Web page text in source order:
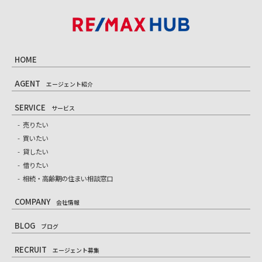
HOME
AGENT エージェント紹介
SERVICE サービス
売りたい
買いたい
貸したい
借りたい
相続・高齢期の住まい相談窓口
COMPANY 会社情報
BLOG ブログ
RECRUIT エージェント募集